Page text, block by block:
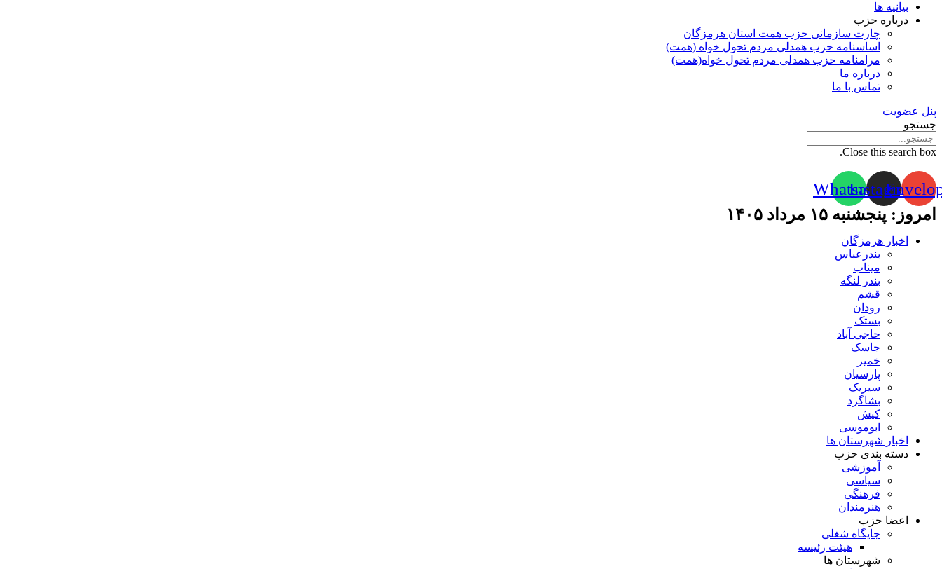
بیانیه ها
درباره حزب
چارت سازمانی حزب همت استان هرمزگان
اساسنامه حزب همدلی مردم تحول خواه (همت)
مرامنامه حزب همدلی مردم تحول خواه(همت)
درباره ما
تماس با ما
پنل عضویت
جستجو
Close this search box.
Instagram
Whatsapp
امروز: پنجشنبه ۱۵ مرداد ۱۴۰۵
اخبار هرمزگان
بندرعباس
میناب
بندر لنگه
قشم
رودان
بستک
حاجی آباد
جاسک
خمیر
پارسیان
سیریک
بشاگرد
کیش
ابوموسی
اخبار شهرستان ها
دسته بندی حزب
آموزشی
سیاسی
فرهنگی
هنرمندان
اعضا حزب
جایگاه شغلی
هیئت رئیسه
شهرستان ها